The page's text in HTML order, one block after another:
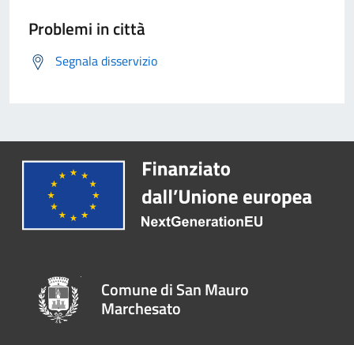
Problemi in città
Segnala disservizio
Comune di San Mauro
Marchesato